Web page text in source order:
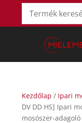
Kezdőlap / Ipari
DV DD HS] Ipari
mosószer-